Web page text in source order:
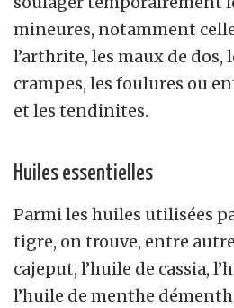
mineures, notamment
l’arthrite, les maux de dos,
crampes, les foulures ou
et les tendinites.
Huiles essentielles
Parmi les huiles utilisées
tigre, on trouve, entre
cajeput, l’huile de cassia,
l’huile de menthe